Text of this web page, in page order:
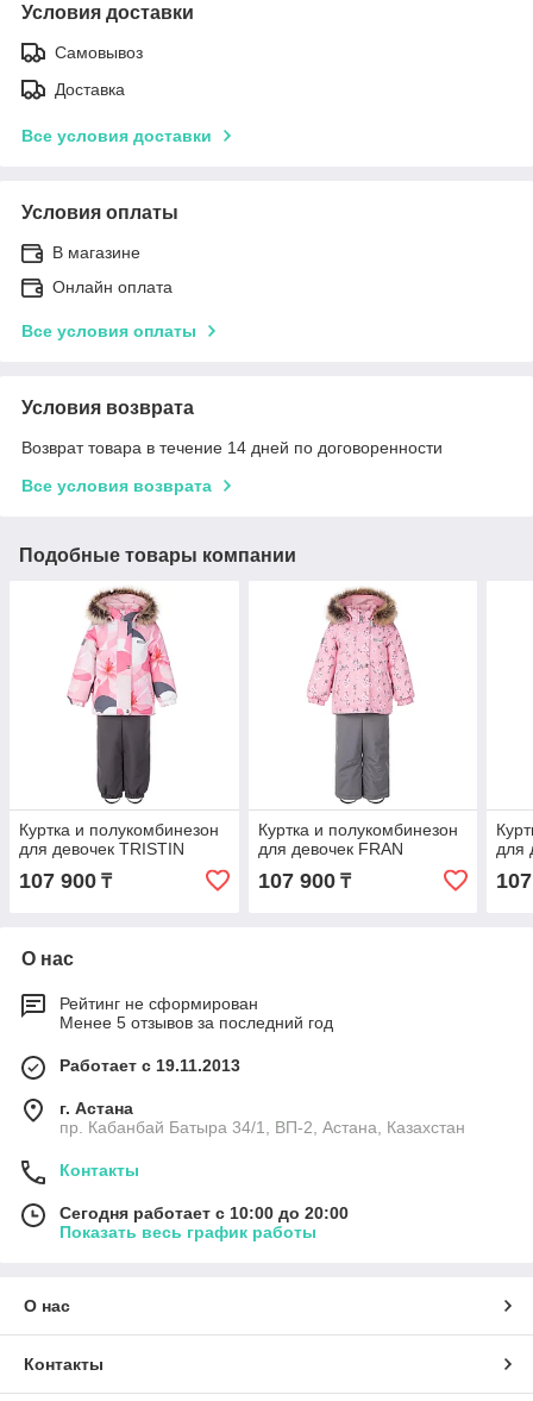
Условия доставки
Самовывоз
Доставка
Все условия доставки
Условия оплаты
В магазине
Онлайн оплата
Все условия оплаты
Условия возврата
Возврат товара в течение 14 дней по договоренности
Все условия возврата
Подобные товары компании
Куртка и полукомбинезон
для девочек TRISTIN
107 900 ₸
Куртка и полукомбинезон
для девочек FRAN
107 900₸
для
О нас
Рейтинг не сформирован
Менее 5 отзывов за последний год
Работает с 19.11.2013
г. Астана
пр. Кабанбай Батыра 34/1, ВП-2, Астана, Казахстан
Контакты
Сегодня работает с 10:00 до 20:00
Показать весь график работы
О нас
Контакты